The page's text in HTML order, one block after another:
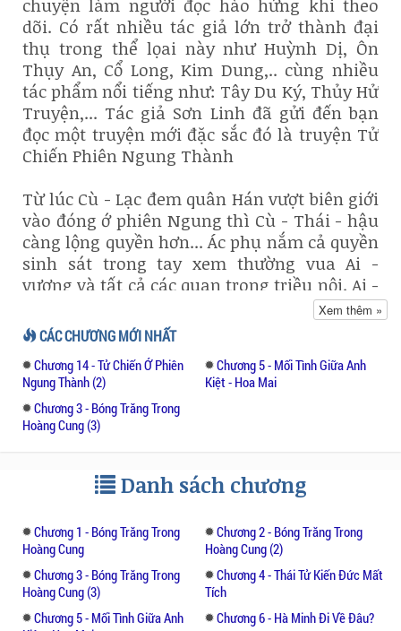
chuyện làm người đọc hào hứng khi theo
dõi. Có rất nhiều tác giả lớn trở thành đại
thụ trong thể lọai này như Huỳnh Dị, Ôn
Thụy An, Cổ Long, Kim Dung,.. cùng nhiều
tác phẩm nổi tiếng như: Tây Du Ký, Thủy Hử
Truyện,... Tác giả Sơn Linh đã gửi đến bạn
đọc một truyện mới đặc sắc đó là truyện Tử
Chiến Phiên Ngung Thành
Từ lúc Cù - Lạc đem quân Hán vượt biên giới
vào đóng ớ phiên Ngung thì Cù - Thái - hậu
càng lộng quyền hơn... Ác phụ nắm cả quyền
sinh sát trong tay xem thường vua Ai -
vương và tất cả các quan trong triều nội. Ai -
vương ngày nay đã mất hết quyền hạn, ngày
ngày vâng lệnh mẹ vào triều cho có vị và tất
cả các lệnh truyền ra đều do Cù - thị quyết
định! ...
Cù thị đã dùng hai chữ cách để dâng nước
Nam cho Hán triều khỏi tốn một giọt máu:
và uy hiếp những kẻ trung thần, diệt lần hồi
vây cánh của họ để không còn ai có thể dòm
ngó hành động của mình. Ngày đêm, Thái
Hậu còn giảng giải cho vua Ai vương những
điều lợi hại khi về với Hán triều. ác phụ
không quên kể công đức của vua Hán đối với
mình, đối với nước Nam bé nhỏ này. Cù thị
Xem thêm »
CÁC CHƯƠNG MỚI NHẤT
Chương 14 - Tử Chiến Ớ Phiên
Ngung Thành (2)
Chương 5 - Mối Tình Giữa Anh
Kiệt - Hoa Mai
Chương 3 - Bóng Trăng Trong
Hoàng Cung (3)
Danh sách chương
Chương 1 - Bóng Trăng Trong
Hoàng Cung
Chương 2 - Bóng Trăng Trong
Hoàng Cung (2)
Chương 3 - Bóng Trăng Trong
Hoàng Cung (3)
Chương 4 - Thái Tử Kiến Đức Mất
Tích
Chương 5 - Mối Tình Giữa Anh
Chương 6 - Hà Minh Đi Về Đâu?